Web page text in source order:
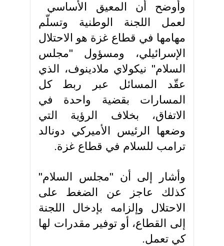
وأوضح أن المعيق الأساسي
لعمل اللجنة الوطنية وتسلّم
مهامها في قطاع غزة هو الاحتلال
الإسرائيلي، ومسؤول "مجلس
السلام" نيكولاي ملادينوف، الذي
عقّد المسائل عبر ربط كل
المسارات بقضية واحدة في
الاتفاق، بخلاف الرؤية التي
وضعها الرئيس الأميركي دونالد
ترامب للسلام في قطاع غزة.
وأشار إلى أن "مجلس السلام"
كذلك عاجز عن الضغط على
الاحتلال وإلزامه بإدخال اللجنة
إلى القطاع، أو توفير مقدرات لها
كي تعمل.